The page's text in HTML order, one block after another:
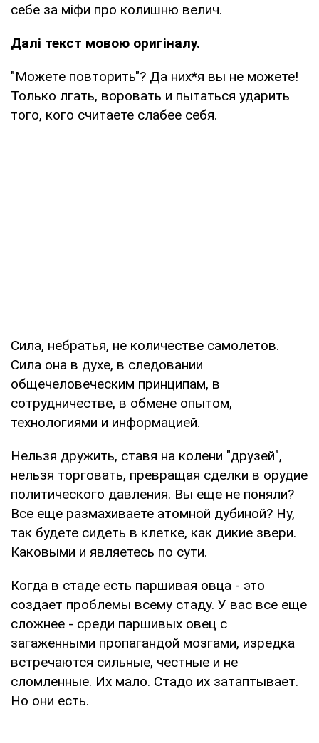
себе за міфи про колишню велич.
Далі текст мовою оригіналу.
"Можете повторить"? Да них*я вы не можете!
Только лгать, воровать и пытаться ударить
того, кого считаете слабее себя.
Сила, небратья, не количестве самолетов.
Сила она в духе, в следовании
общечеловеческим принципам, в
сотрудничестве, в обмене опытом,
технологиями и информацией.
Нельзя дружить, ставя на колени "друзей",
нельзя торговать, превращая сделки в орудие
политического давления. Вы еще не поняли?
Все еще размахиваете атомной дубиной? Ну,
так будете сидеть в клетке, как дикие звери.
Каковыми и являетесь по сути.
Когда в стаде есть паршивая овца - это
создает проблемы всему стаду. У вас все еще
сложнее - среди паршивых овец с
загаженными пропагандой мозгами, изредка
встречаются сильные, честные и не
сломленные. Их мало. Стадо их затаптывает.
Но они есть.